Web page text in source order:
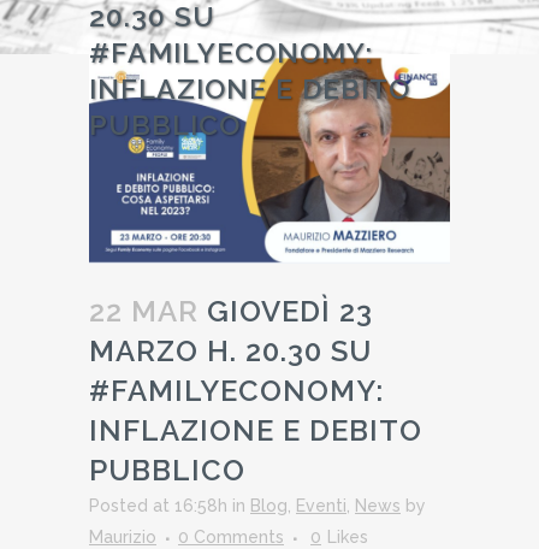
20.30 SU
#FAMILYECONOMY:
INFLAZIONE E DEBITO
PUBBLICO
22 MAR GIOVEDÌ 23
MARZO H. 20.30 SU
#FAMILYECONOMY:
INFLAZIONE E DEBITO
PUBBLICO
Posted at 16:58h in Blog Eventi News by
Maurizio
0 Comments 0 Likes